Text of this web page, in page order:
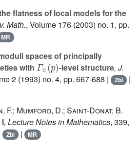
flatness of local models for the
Math., Volume 176 (2003) no. 1, pp.
MR
spaces of principally
with
Γ0(p)
-level structure, J.
2 (1993) no. 4, pp. 667-688 | Zbl |
F.; Mumford, D.; Saint-Donat, B.
, Lecture Notes in Mathematics, 339,
Zbl | MR